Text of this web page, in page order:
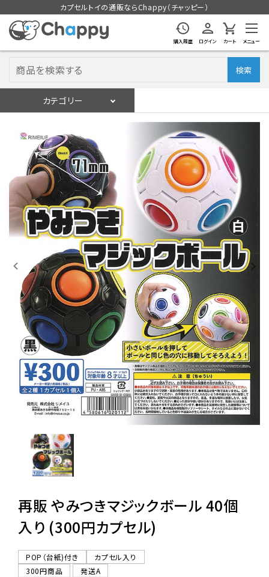
カプセルトイの通販ならChappy（チャッピー）
購入履歴 ログイン カート メニュー
検索
カテゴリー
会員登録
入荷スケジュールをチェック
カプセルトイマシン本体
カプセルトイ
販促用空カプセル
レンタル
景品・玩具・文具
販促用カプセルトイ
よくあるご質問
06-6282-7659
再販 やみつきマジックボール 40個
入り (300円カプセル)
POP（台紙)付き
カプセル入り
300円商品
発送A